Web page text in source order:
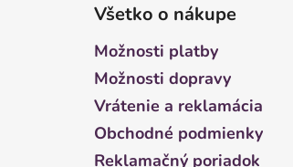
Všetko o nákupe
Možnosti platby
Možnosti dopravy
Vrátenie a reklamácia
Obchodné podmienky
Reklamačný poriadok